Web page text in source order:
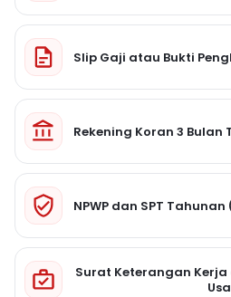
Slip Gaji atau Bukti
Rekening Koran 3 Bulan
NPWP dan SPT
Surat Keterangan